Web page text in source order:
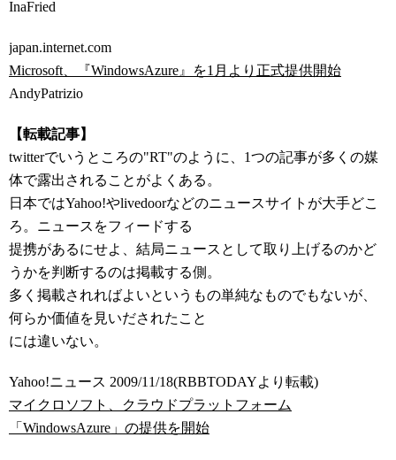
InaFried
japan.internet.com
Microsoft、『WindowsAzure』を1月より正式提供開始
AndyPatrizio
【転載記事】
twitterでいうところの"RT"のように、1つの記事が多くの媒
体で露出されることがよくある。
日本ではYahoo!やlivedoorなどのニュースサイトが大手どこ
ろ。ニュースをフィードする
提携があるにせよ、結局ニュースとして取り上げるのかど
うかを判断するのは掲載する側。
多く掲載されればよいというもの単純なものでもないが、
何らか価値を見いだされたこと
には違いない。
Yahoo!ニュース 2009/11/18(RBBTODAYより転載)
マイクロソフト、クラウドプラットフォーム
「WindowsAzure」の提供を開始